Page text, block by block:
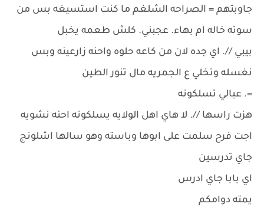
جاوبتهم = الصراحه الشلغم ما كنت استسيغه بس من
سوته خاله ام بهاء. عجبني. كلش طعمه يخبل
بيبي //. اي جده لان من كاعه حلوه واحنه زارعينه وبس
نغسله وتخلي ع الجمريه مال تنور الطين
=. عبالي تسلكونه
هزت راسها //. لا هاي اهل الولايه يسلكونه احنه نشويه
اجت فرح سلمت على ابوها وباسته وهو سالها اشلونج
جاي تدرسين
اي بابا جاي ادرس
يمته دوامكم